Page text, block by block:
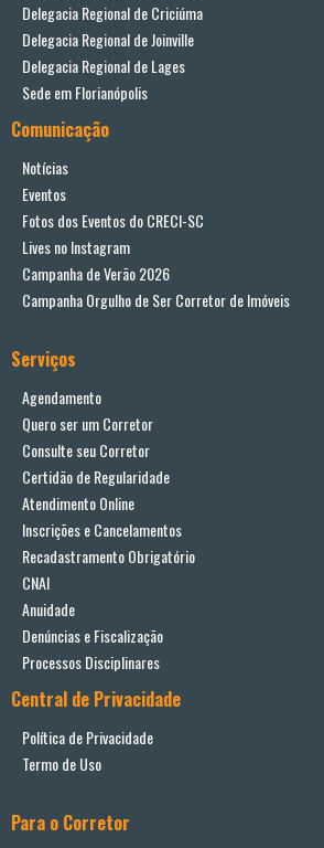
Delegacia Regional de Criciúma
Delegacia Regional de Joinville
Delegacia Regional de Lages
Sede em Florianópolis
Comunicação
Notícias
Eventos
Fotos dos Eventos do CRECI-SC
Lives no Instagram
Campanha de Verão 2026
Campanha Orgulho de Ser Corretor de Imóveis
Serviços
Agendamento
Quero ser um Corretor
Consulte seu Corretor
Certidão de Regularidade
Atendimento Online
Inscrições e Cancelamentos
Recadastramento Obrigatório
CNAI
Anuidade
Denúncias e Fiscalização
Processos Disciplinares
Central de Privacidade
Política de Privacidade
Termo de Uso
Para o Corretor